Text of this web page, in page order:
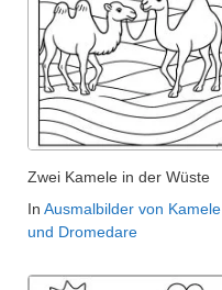
Zwei Kamele in der Wüste
In Ausmalbilder von Kamele
und Dromedare